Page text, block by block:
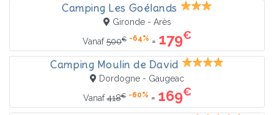
Camping Les Goélands
Gironde - Arès
Vanaf500€ -64% = 179€
Camping Moulin de David
Dordogne - Gaugeac
Vanaf418€ -60% = 169€